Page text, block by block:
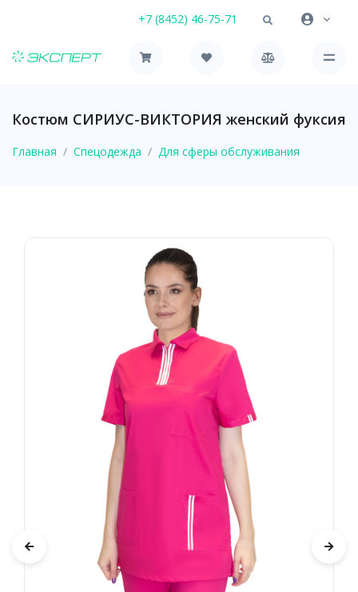
+7 (8452) 46-75-71
Костюм СИРИУС-ВИКТОРИЯ женский фуксия
Главная Спецодежда Для сферы обслуживания